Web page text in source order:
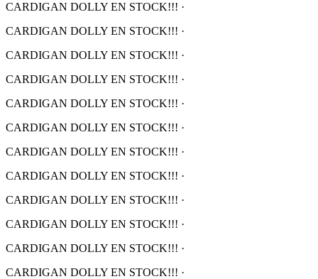
CARDIGAN DOLLY EN STOCK!!! ·
CARDIGAN DOLLY EN STOCK!!! ·
CARDIGAN DOLLY EN STOCK!!! ·
CARDIGAN DOLLY EN STOCK!!! ·
CARDIGAN DOLLY EN STOCK!!! ·
CARDIGAN DOLLY EN STOCK!!! ·
CARDIGAN DOLLY EN STOCK!!! ·
CARDIGAN DOLLY EN STOCK!!! ·
CARDIGAN DOLLY EN STOCK!!! ·
CARDIGAN DOLLY EN STOCK!!! ·
CARDIGAN DOLLY EN STOCK!!! ·
CARDIGAN DOLLY EN STOCK!!! ·